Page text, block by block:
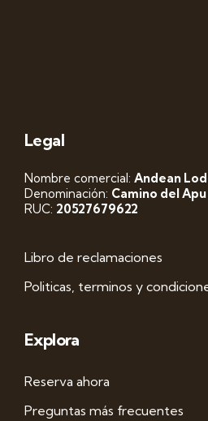
Legal
Nombre comercial: Andean
Denominación: Camino del
RUC: 20527679622
Libro de reclamaciones
Politicas, terminos y
Explora
Reserva ahora
Preguntas más frecuentes